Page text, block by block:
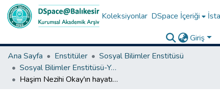
Koleksiyonlar DSpace İçeriği
Giriş
Ana Sayfa
Enstitüler
Sosyal Bilimler Enstitüsü
Sosyal Bilimler Enstitüsü-Yüksek Lisans Tezleri
Haşim Nezihi Okay'ın hayatı ve edebi kişiliği üzerinde bir inceleme